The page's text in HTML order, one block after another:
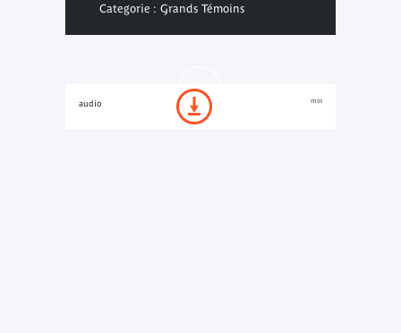
Categorie : Grands Témoins
audio min